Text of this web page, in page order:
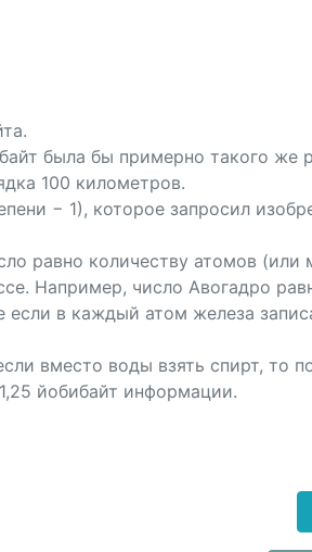
была бы примерно такого же
100 километров.
− 1), которое запросил
равно количеству атомов (или
Например, число Авогадро
в каждый атом железа
вместо воды взять спирт, то
йобибайт информации.